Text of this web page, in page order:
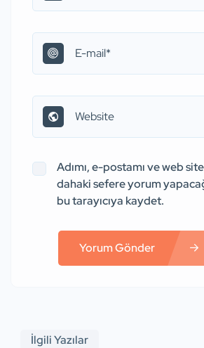
Adımı, e-postamı ve web
dahaki sefere yorum
bu tarayıcıya kaydet.
Yorum Gönder
İlgili Yazılar